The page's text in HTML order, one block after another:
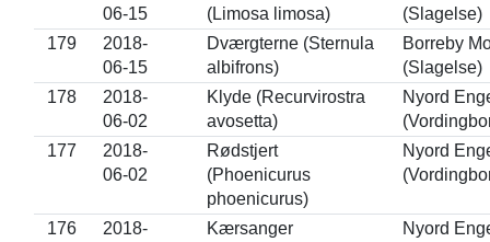
06-15
(Limosa limosa)
(Slagelse)
179
2018-
06-15
Dværgterne (Sternula
albifrons)
Borreby
(Slagelse)
178
2018-
06-02
Klyde (Recurvirostra
avosetta)
Nyord
177
2018-
06-02
Rødstjert
(Phoenicurus
phoenicurus)
Nyord
176
2018-
Kærsanger
Nyord